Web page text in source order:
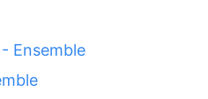
Ensemble